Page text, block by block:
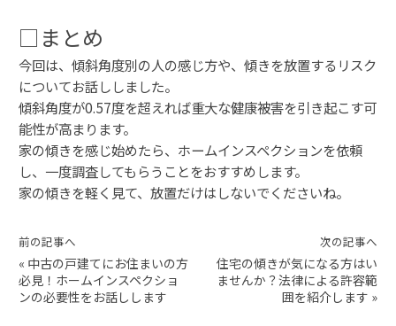
□まとめ
今回は、傾斜角度別の人の感じ方や、傾きを放置するリスク
についてお話ししました。
傾斜角度が0.57度を超えれば重大な健康被害を引き起こす可
能性が高まります。
家の傾きを感じ始めたら、ホームインスペクションを依頼
し、一度調査してもらうことをおすすめします。
家の傾きを軽く見て、放置だけはしないでくださいね。
前の記事へ
« 中古の戸建てにお住まいの方
必見！ホームインスペクショ
ンの必要性をお話しします
次の記事へ
住宅の傾きが気になる方はい
ませんか？法律による許容範
囲を紹介します »